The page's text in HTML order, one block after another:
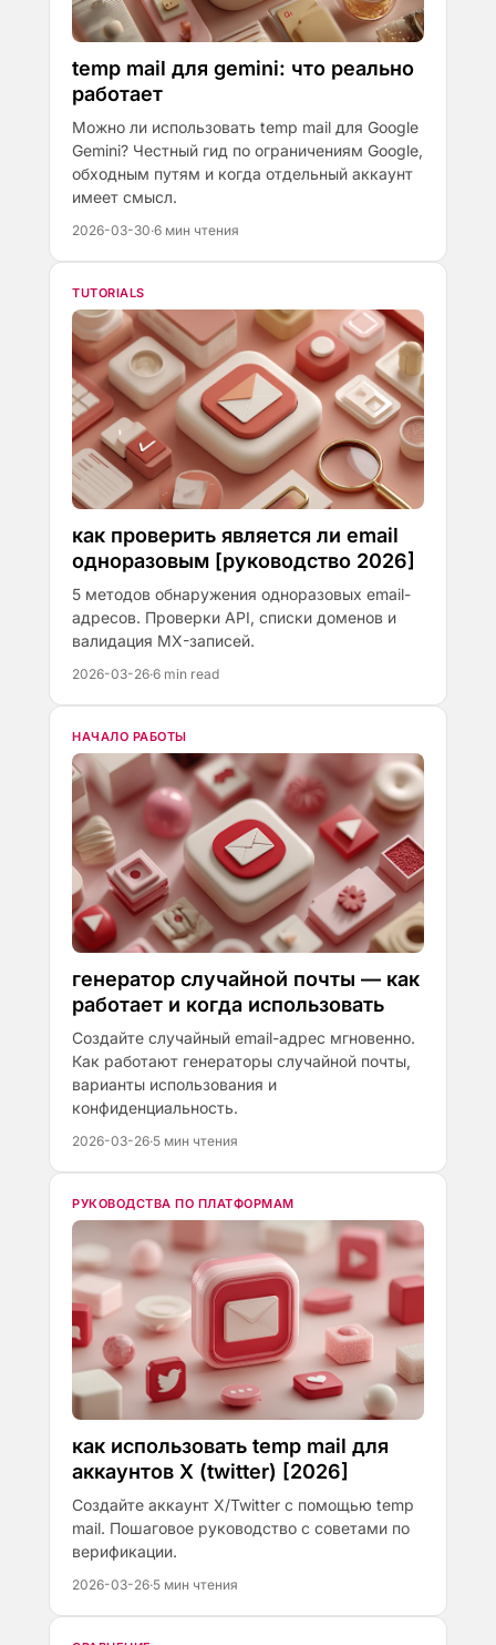
temp mail для gemini: что реально
работает
Можно ли использовать temp mail для Google
Gemini? Честный гид по ограничениям Google,
обходным путям и когда отдельный аккаунт
имеет смысл.
2026-03-30·6 мин чтения
TUTORIALS
как проверить является ли email
одноразовым [руководство 2026]
5 методов обнаружения одноразовых email-
адресов. Проверки API, списки доменов и
валидация MX-записей.
2026-03-26·6 min read
НАЧАЛО РАБОТЫ
генератор случайной почты — как
работает и когда использовать
Создайте случайный email-адрес мгновенно.
Как работают генераторы случайной почты,
варианты использования и
конфиденциальность.
2026-03-26·5 мин чтения
РУКОВОДСТВА ПО ПЛАТФОРМАМ
как использовать temp mail для
аккаунтов X (twitter) [2026]
Создайте аккаунт X/Twitter с помощью temp
mail. Пошаговое руководство с советами по
верификации.
2026-03-26·5 мин чтения